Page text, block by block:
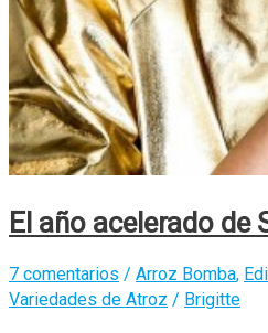
El año acelerado de
7 comentarios / Arroz Bomba,
Variedades de Atroz / Brigitte